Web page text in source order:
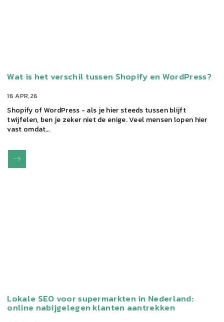
16 APR,26
Shopify of WordPress - als je hier steeds tussen blijft
twijfelen, ben je zeker niet de enige. Veel mensen lopen hier
vast omdat…
Wat is het verschil tussen Shopify en WordPress?
Lokale SEO voor supermarkten in Nederland:
online nabijgelegen klanten aantrekken